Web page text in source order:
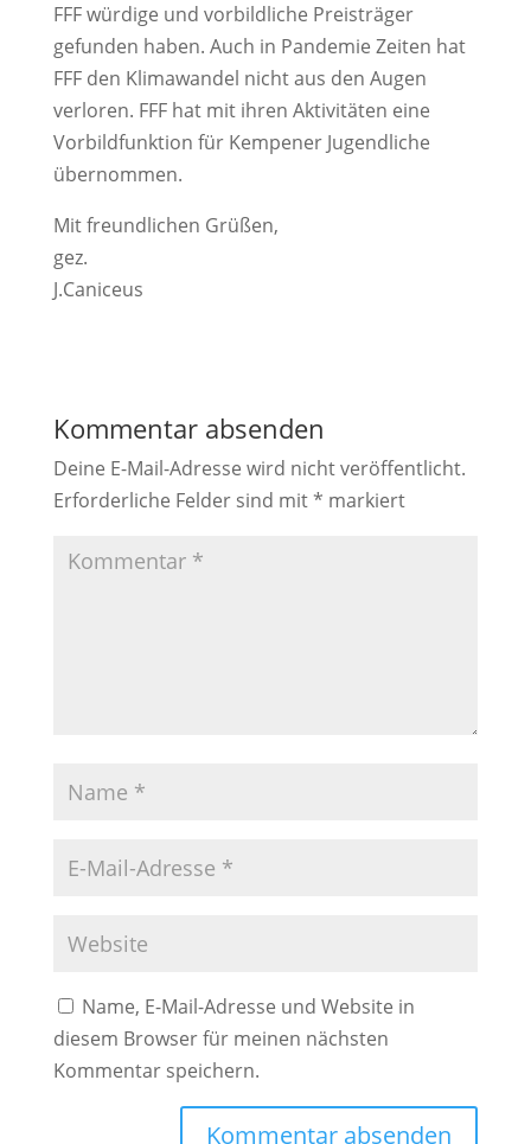
FFF würdige und vorbildliche Preisträger
gefunden haben. Auch in Pandemie Zeiten hat
FFF den Klimawandel nicht aus den Augen
verloren. FFF hat mit ihren Aktivitäten eine
Vorbildfunktion für Kempener Jugendliche
übernommen.
Mit freundlichen Grüßen,
gez.
J.Caniceus
Kommentar absenden
Deine E-Mail-Adresse wird nicht veröffentlicht.
Erforderliche Felder sind mit* markiert
Name, E-Mail-Adresse und Website in
diesem Browser für meinen nächsten
Kommentar speichern.